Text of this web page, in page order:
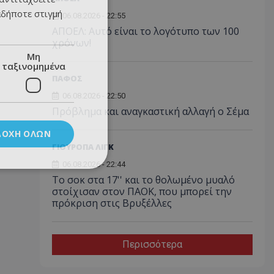
06.08.2026 - 22:55
ΑΠΟΕΛ: Αυτό είναι το λογότυπο των 100
χρόνων!
06.08.2026 - 22:50
Πρόβλημα και αναγκαστική αλλαγή ο Σέμα
ΓΙΟΥΡΟΠΑ ΛΙΓΚ
06.08.2026 - 22:44
Το σοκ στα 17'' και το θολωμένο μυαλό
στοίχισαν στον ΠΑΟΚ, που μπορεί την
πρόκριση στις Βρυξέλλες
Περισσότερα
στιγμή
Μη
ταξινομημένα
ΌΛΩΝ